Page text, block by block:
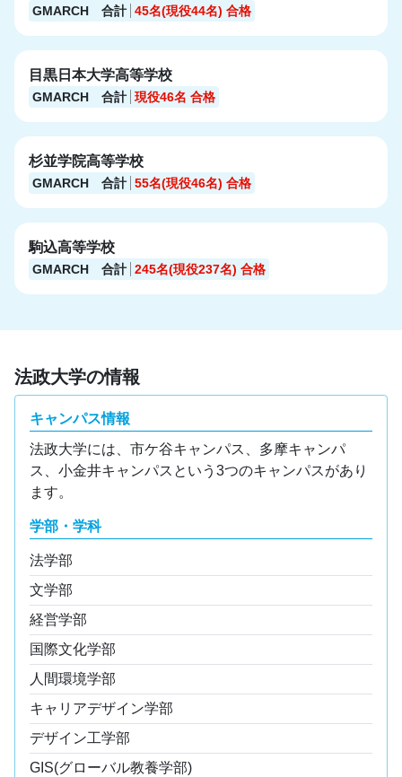
GMARCH 合計 45名(現役44名) 合格
目黒日本大学高等学校
GMARCH 合計 現役46名 合格
杉並学院高等学校
GMARCH 合計 55名(現役46名) 合格
駒込高等学校
GMARCH 合計 245名(現役237名) 合格
法政大学の情報
キャンパス情報
法政大学には、市ケ谷キャンパス、多摩キャンパ
ス、小金井キャンパスという3つのキャンパスがあり
ます。
学部・学科
法学部
文学部
経営学部
国際文化学部
人間環境学部
キャリアデザイン学部
デザイン工学部
GIS(グローバル教養学部)